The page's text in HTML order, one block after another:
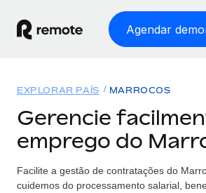
Agendar
EMPREGO GLOBAL
Processamento Salarial
Processamento salarial fácil e em
Soluções
COBERTURA GLOBAL
Preçário
EXPLORAR PAÍS MARROCOS
Gerencie
emprego do
Facilite a gestão de contratações do
cuidemos do processamento salarial,